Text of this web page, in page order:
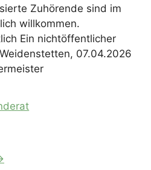
Zuhörende sind im
willkommen.
Ein nichtöffentlicher
07.04.2026